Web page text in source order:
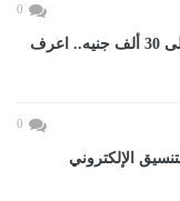
0
فرص عمل فى الأردن بمرتبات تصل إلى 30 ألف جنيه.. اعرف
0
الإلكتروني